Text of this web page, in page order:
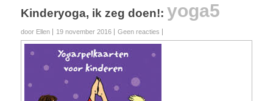
Kinderyoga, ik zeg doen!: yoga5
door Ellen 19 november 2016 Geen reacties